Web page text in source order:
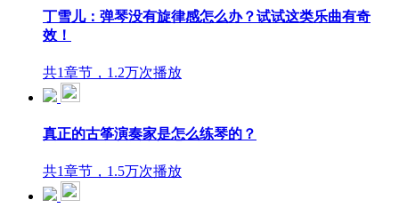
丁雪儿：弹琴没有旋律感怎么办？试试这类乐曲有奇
效！
共1章节，1.2万次播放
真正的古筝演奏家是怎么练琴的？
共1章节，1.5万次播放